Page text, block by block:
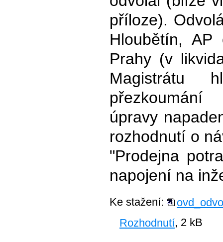
příloze).
Hloubětín,
Prahy (v
Magistrátu
přezkoumání
úpravy
rozhodnutí o
"Prodejna
napojení na
Ke stažení:
Rozhodnutí, 2 kB